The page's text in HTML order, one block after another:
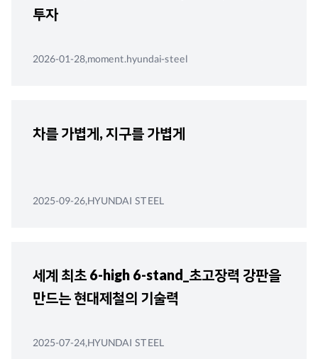
투자
2026-01-28,moment.hyundai-steel
차를 가볍게, 지구를 가볍게
2025-09-26,HYUNDAI STEEL
세계 최초 6-high 6-stand_초고장력 강판을
만드는 현대제철의 기술력
2025-07-24,HYUNDAI STEEL